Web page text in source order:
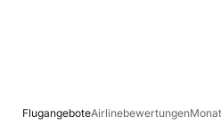
FlugangeboteAirlinebewertungen